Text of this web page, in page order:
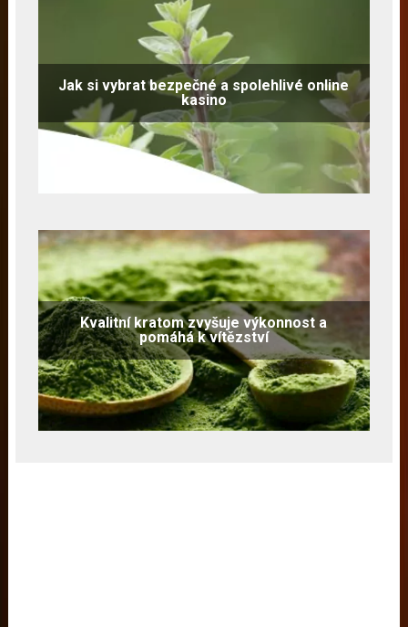
Jak si vybrat bezpečné a spolehlivé online
kasino
Kvalitní kratom zvyšuje výkonnost a
pomáhá k vítězství